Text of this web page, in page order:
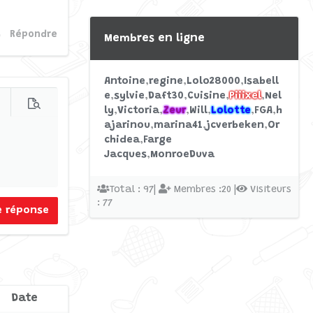
Répondre
d'options…
Prévisualisation
réponse
Date
Membres en ligne
Antoine regine Lolo28000 Isabell
e sylvie Daft30 Cuisine Piiixel Nel
ly Victoria Zeur Will Lolotte FGA h
ajarinou marina41 jcverbeken Or
chidea Farge
Jacques MonroeDuva
Total : 97| Membres :20 |
Visiteurs
: 77